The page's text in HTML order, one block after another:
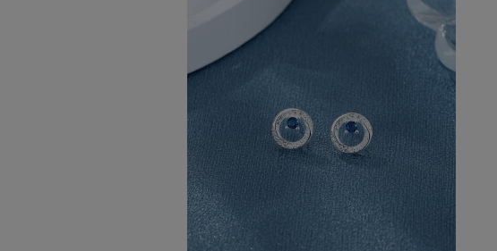
Pendientes de
mujer, venta al
Pendientes de gota de
¿Quieres añadir estas
Dale un toque de refinada
pendientes de gota de
bellamente adornados
ovalado, inspirado en la
moderno a los clásicos